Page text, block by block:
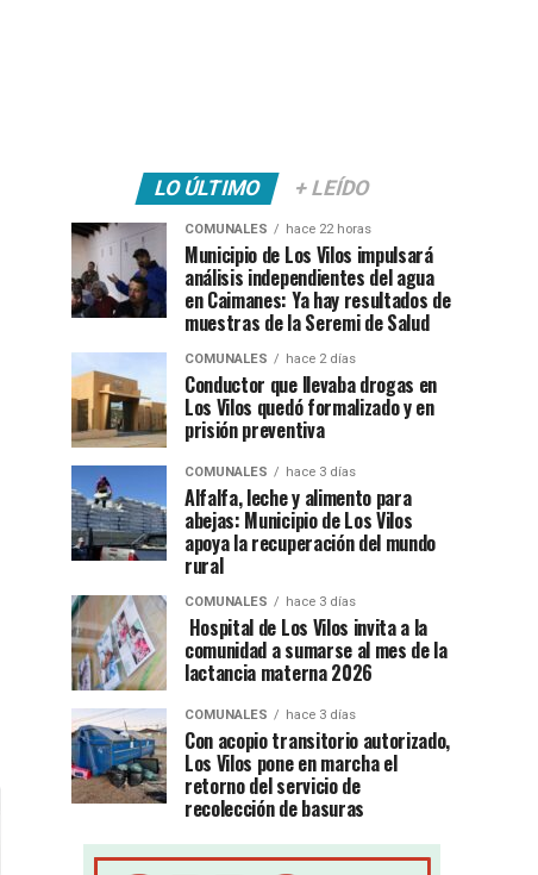
LO ÚLTIMO + LEÍDO
COMUNALES hace 22 horas
Municipio de Los Vilos impulsará
análisis independientes del agua
en Caimanes: Ya hay resultados de
muestras de la Seremi de Salud
COMUNALES hace 2 días
Conductor que llevaba drogas en
Los Vilos quedó formalizado y en
prisión preventiva
COMUNALES hace 3 días
Alfalfa, leche y alimento para
abejas: Municipio de Los Vilos
apoya la recuperación del mundo
rural
COMUNALES hace 3 días
Hospital de Los Vilos invita a la
comunidad a sumarse al mes de la
lactancia materna 2026
COMUNALES hace 3 días
Con acopio transitorio autorizado,
Los Vilos pone en marcha el
retorno del servicio de
recolección de basuras